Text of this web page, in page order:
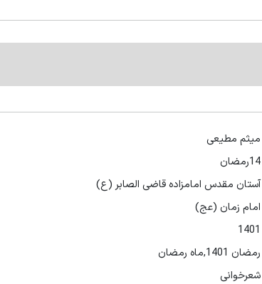
میثم مطیعی
14رمضان
آستان مقدس امامزاده قاضی الصابر (ع)
امام زمان (عج)
1401
رمضان 1401,ماه رمضان
شعرخوانی